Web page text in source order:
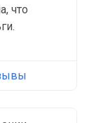
что